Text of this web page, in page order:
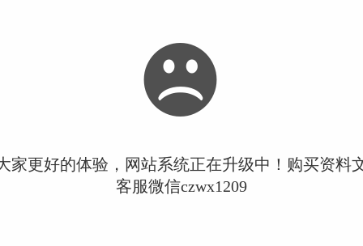
家更好的体验，网站系统正在升级中！购买资料
客服微信czwx1209